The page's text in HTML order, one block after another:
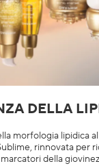
irregolare
DELLA
morfologia lipidica
rinnovata per
della